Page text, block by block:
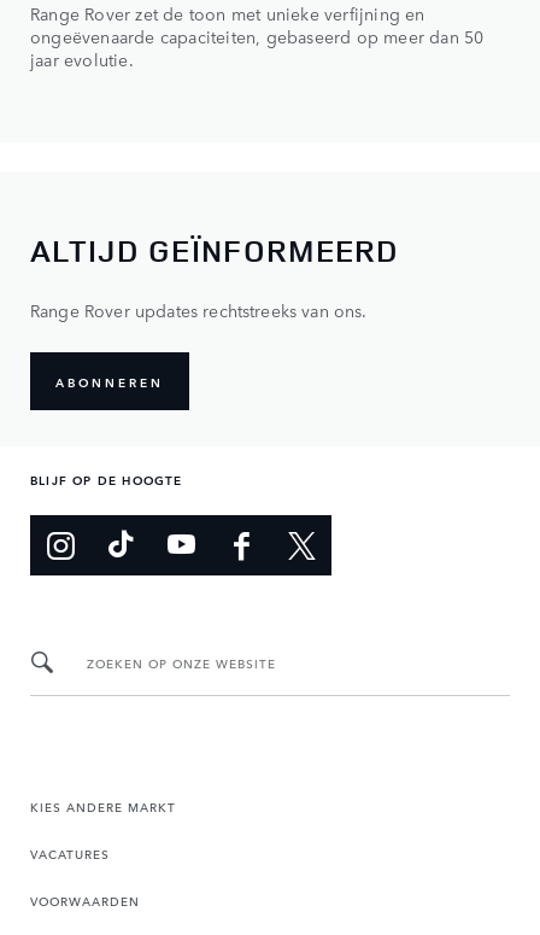
Range Rover zet de toon met unieke verfijning en
ongeëvenaarde capaciteiten, gebaseerd op meer dan 50
jaar evolutie.
ALTIJD GEÏNFORMEERD
Range Rover updates rechtstreeks van ons.
ABONNEREN
BLIJF OP DE HOOGTE
ZOEKEN OP ONZE WEBSITE
KIES ANDERE MARKT
VACATURES
VOORWAARDEN